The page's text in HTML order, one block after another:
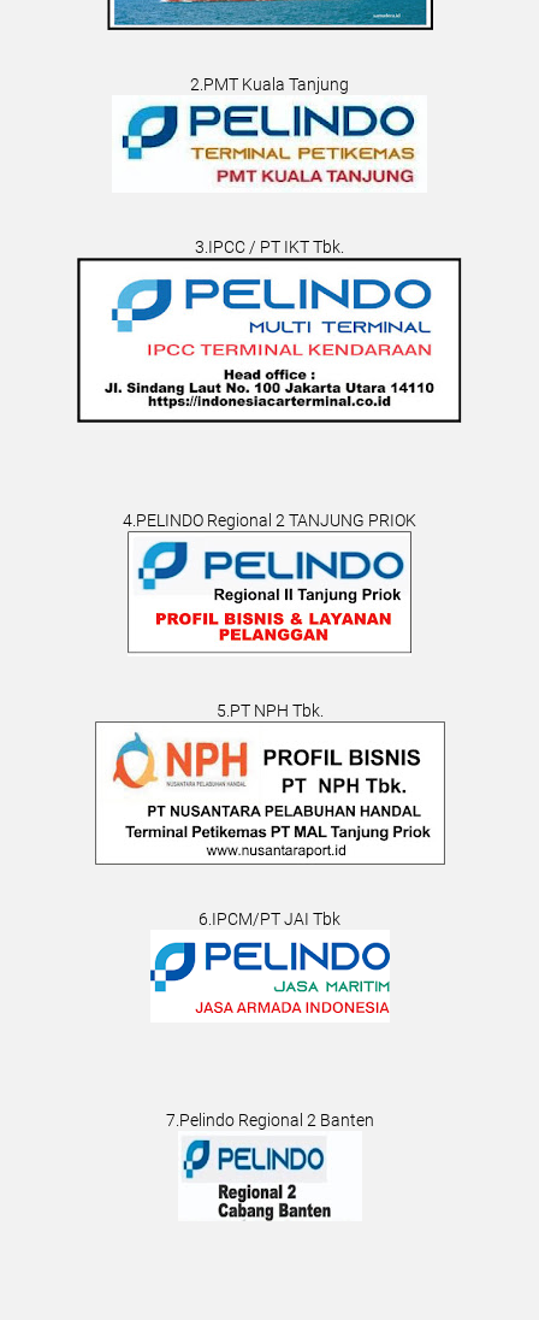
2.PMT Kuala Tanjung
3.IPCC / PT IKT Tbk.
4.PELINDO Regional 2 TANJUNG PRIOK
5.PT NPH Tbk.
6.IPCM/PT JAI Tbk
7.Pelindo Regional 2 Banten